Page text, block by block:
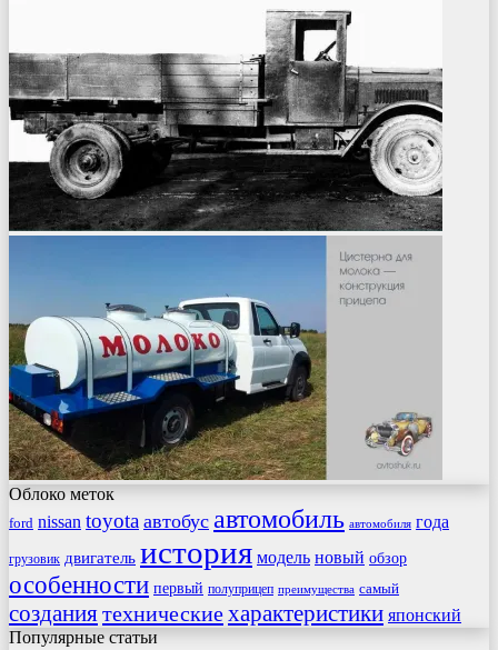
Облоко меток
ford nissan toyota автобус автомобиль автомобиля года
грузовик двигатель история модель новый обзор
особенности первый полуприцеп преимущества самый
созданиятехническиехарактеристики японский
Популярные статьи